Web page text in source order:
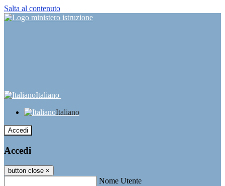
Salta al contenuto
Italiano
Italiano
Accedi
Accedi
button close ×
Nome Utente